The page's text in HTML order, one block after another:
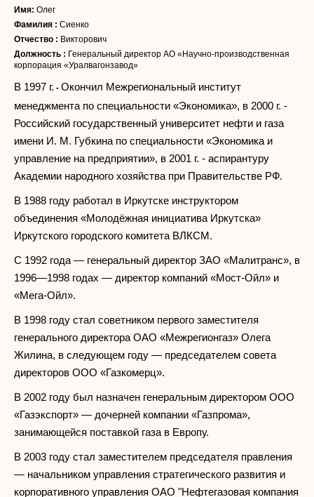
Имя: Олег
Фамилия : Сиенко
Отчество : Викторович
Должность : Генеральный директор АО «Научно-производственная
корпорация «Уралвагонзавод»
В 1997 г. - Окончил Межрегиональный институт
менеджмента по специальности «Экономика», в 2000 г. -
Российский государственный университет нефти и газа
имени И. М. Губкина по специальности «Экономика и
управление на предприятии», в 2001 г. - аспирантуру
Академии народного хозяйства при Правительстве РФ.
В 1988 году работал в Иркутске инструктором
объединения «Молодёжная инициатива Иркутска»
Иркутского городского комитета ВЛКСМ.
С 1992 года — генеральный директор ЗАО «Малитранс», в
1996—1998 годах — директор компаний «Мост-Ойл» и
«Мега-Ойл».
В 1998 году стал советником первого заместителя
генерального директора ОАО «Межрегионгаз» Олега
Жилина, в следующем году — председателем совета
директоров ООО «Газкомерц».
В 2002 году был назначен генеральным директором ООО
«Газэкспорт» — дочерней компании «Газпрома»,
занимающейся поставкой газа в Европу.
В 2003 году стал заместителем председателя правления
— начальником управления стратегического развития и
корпоративного управления ОАО "Нефтегазовая компания